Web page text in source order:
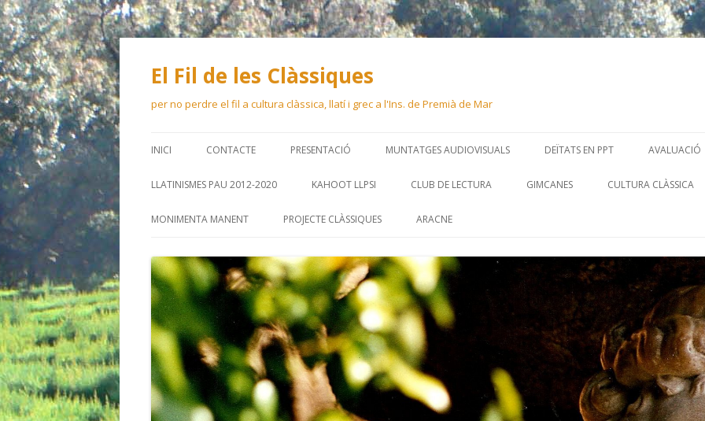
El Fil de les Clàssiques
per no perdre el fil a cultura clàssica, llatí i grec a l'Ins. de Premià de Mar
INICI CONTACTE PRESENTACIÓ MUNTATGES AUDIOVISUALS DEÏTATS EN PPT AVALUACIÓ
LLATINISMES PAU 2012-2020 KAHOOT LLPSI CLUB DE LECTURA GIMCANES CULTURA CLÀSSICA
MONIMENTA MANENT PROJECTE CLÀSSIQUES ARACNE